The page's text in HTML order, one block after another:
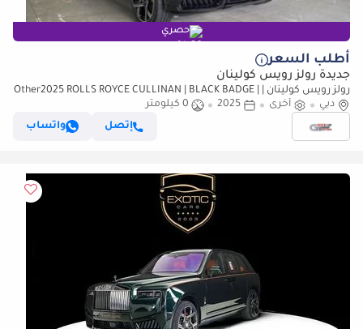
حصري
أطلب السعر
جديدة رولز رويس كولينان
رولز رويس كولينان Other2025 ROLLS ROYCE CULLINAN | BLACK BADGE | |
FULL OPTION
دبي أخرى 2025
0 كيلومتر
إتصل
واتساب